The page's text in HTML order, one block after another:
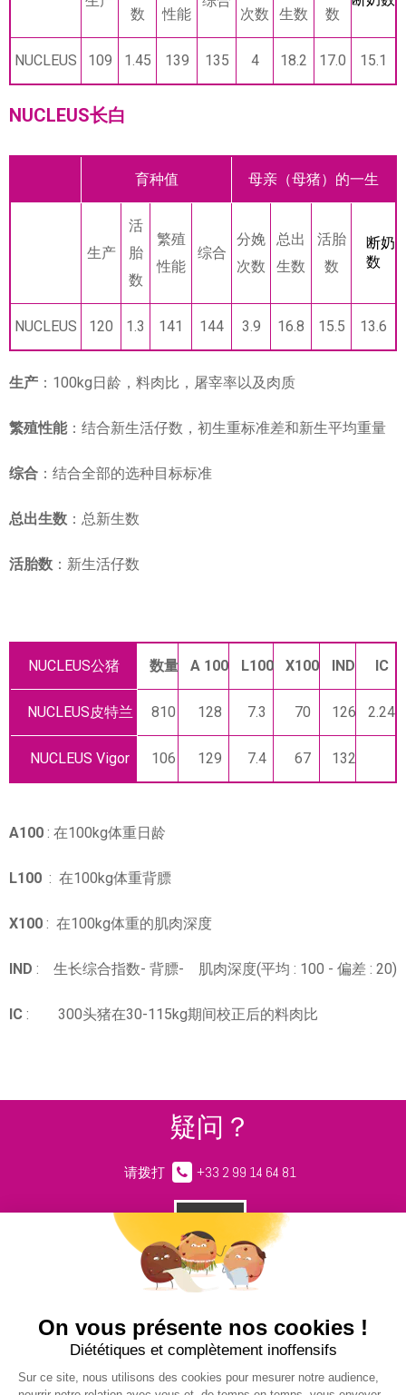
数
性能
次数
生数
数
NUCLEUS 109 1.45 139 135 4 18.2 17.0 15.1
NUCLEUS长白
育种值 母亲（母猪）的一生
生产
活
胎
数
繁殖
性能
综合
分娩
次数
总出
生数
活胎
数
断奶
数
NUCLEUS 120 1.3 141 144 3.9 16.8 15.5 13.6
生产 ：100kg日龄，料肉比，屠宰率以及肉质
繁殖性能：结合新生活仔数，初生重标准差和新生平均重量
综合 ：结合全部的选种目标标准
总出生数 ：总新生数
活胎数 ：新生活仔数
NUCLEUS公猪 数量 A 100 L100 X100 IND IC
NUCLEUS皮特兰 810 128 7.3 70 126 2.24
NUCLEUS Vigor 106 129 7.4 67 132
A100 : 在100kg体重日龄
L100 : 在100kg体重背膘
X100 : 在100kg体重的肌肉深度
IND : 生长综合指数- 背膘- 肌肉深度(平均 : 100 - 偏差 : 20)
IC : 300头猪在30-115kg期间校正后的料肉比
疑问？
请拨打 +33 2 99 14 64 81
7, rue des Orchidées Le Bourg Nouveau
FR35650 LE RHEU - FRANCE
+33 2 99 14 64 81